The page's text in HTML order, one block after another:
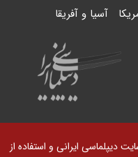
آسیا و آفریقا
دیپلماسی ایرانی و استفاده از